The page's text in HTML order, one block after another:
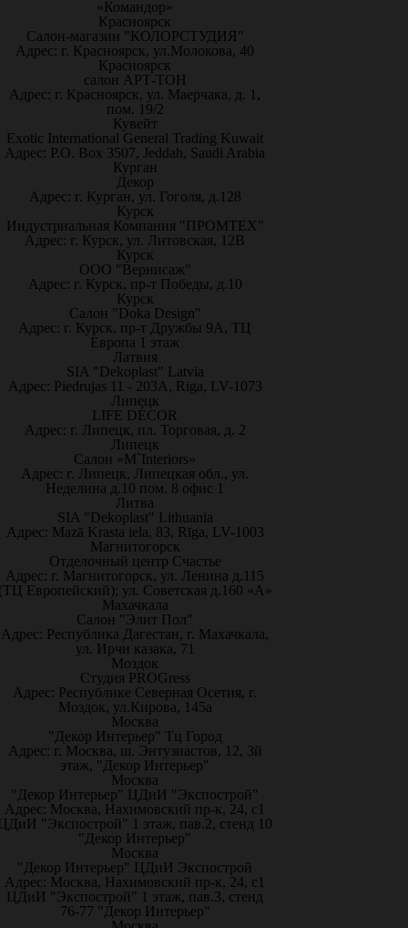
«Командор»
Красноярск
Салон-магазин "КОЛОРСТУДИЯ"
Адрес: г. Красноярск, ул.Молокова, 40
Красноярск
салон АРТ-ТОН
Адрес: г. Красноярск, ул. Маерчака, д. 1,
пом. 19/2
Кувейт
Exotic International General Trading Kuwait
Адрес: P.O. Box 3507, Jeddah, Saudi Arabia
Курган
Декор
Адрес: г. Курган, ул. Гоголя, д.128
Курск
Индустриальная Компания "ПРОМТЕХ"
Адрес: г. Курск, ул. Литовская, 12В
Курск
ООО "Вернисаж"
Адрес: г. Курск, пр-т Победы, д.10
Курск
Салон "Doka Design"
Адрес: г. Курск, пр-т Дружбы 9А, ТЦ
Европа 1 этаж
Латвия
SIA "Dekoplast" Latvia
Адрес: Piedrujas 11 - 203A, Riga, LV-1073
Липецк
LIFE DÉCOR
Адрес: г. Липецк, пл. Торговая, д. 2
Липецк
Салон «M`Interiors»
Адрес: г. Липецк, Липецкая обл., ул.
Неделина д.10 пом. 8 офис 1
Литва
SIA "Dekoplast" Lithuania
Адрес: Mazā Krasta iela, 83, Rīga, LV-1003
Магнитогорск
Отделочный центр Счастье
Адрес: г. Магнитогорск, ул. Ленина д.115
Европейский); ул. Советская д.160 «А»
Махачкала
Салон "Элит Пол"
Адрес: Республика Дагестан, г. Махачкала,
ул. Ирчи казака, 71
Моздок
Студия PROGress
Адрес: Республике Северная Осетия, г.
Моздок, ул.Кирова, 145а
Москва
"Декор Интерьер" Тц Город
Адрес: г. Москва, ш. Энтузиастов, 12, 3й
этаж, "Декор Интерьер"
Москва
"Декор Интерьер" ЦДиИ "Экспострой"
Адрес: Москва, Нахимовский пр-к, 24, с1
"Экспострой" 1 этаж, пав.2, стенд 10
"Декор Интерьер"
Москва
"Декор Интерьер" ЦДиИ Экспострой
Адрес: Москва, Нахимовский пр-к, 24, с1
ЦДиИ "Экспострой" 1 этаж, пав.3, стенд
76-77 "Декор Интерьер"